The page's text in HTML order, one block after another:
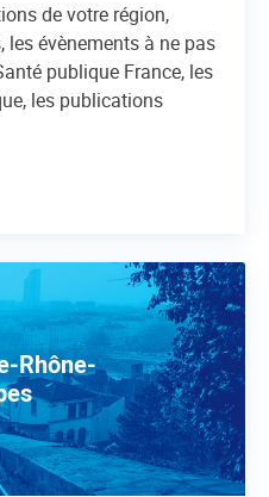
de votre région,
évènements à ne pas
publique France, les
les publications
Rhône-